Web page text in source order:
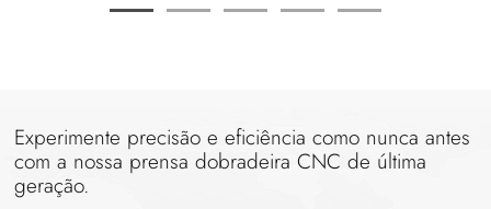
Experimente precisão e eficiência como nunca antes
com a nossa prensa dobradeira CNC de última
geração.